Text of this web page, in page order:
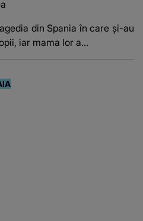
din Spania în care și-au
iar mama lor a…